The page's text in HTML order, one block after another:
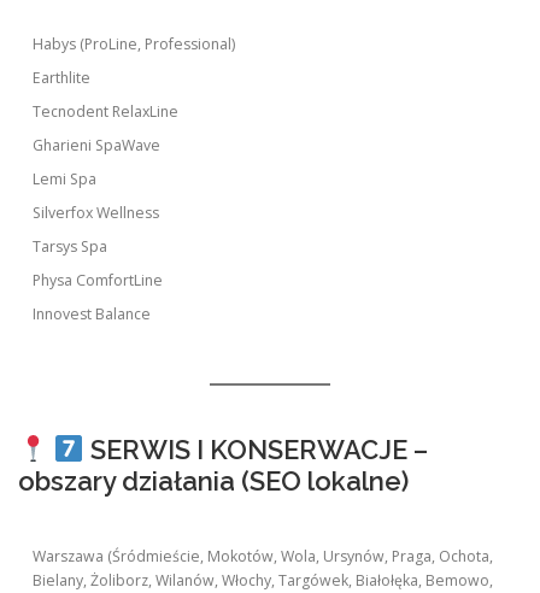
Habys (ProLine, Professional)
Earthlite
Tecnodent RelaxLine
Gharieni SpaWave
Lemi Spa
Silverfox Wellness
Tarsys Spa
Physa ComfortLine
Innovest Balance
SERWIS I KONSERWACJE –
obszary działania (SEO lokalne)
Warszawa (Śródmieście, Mokotów, Wola, Ursynów, Praga, Ochota,
Bielany, Żoliborz, Wilanów, Włochy, Targówek, Białołęka, Bemowo,